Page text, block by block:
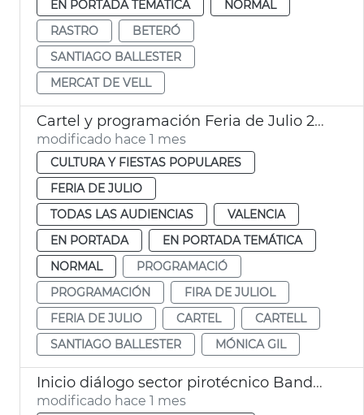
EN PORTADA TEMÁTICA
NORMAL
RASTRO
BETERÓ
SANTIAGO BALLESTER
MERCAT DE VELL
Cartel y programación Feria de Julio 2026
modificado hace 1 mes
CULTURA Y FIESTAS POPULARES
FERIA DE JULIO
TODAS LAS AUDIENCIAS
VALENCIA
EN PORTADA
EN PORTADA TEMÁTICA
NORMAL
PROGRAMACIÓ
PROGRAMACIÓN
FIRA DE JULIOL
FERIA DE JULIO
CARTEL
CARTELL
SANTIAGO BALLESTER
MÓNICA GIL
Inicio diálogo sector pirotécnico Bando Faller
modificado hace 1 mes